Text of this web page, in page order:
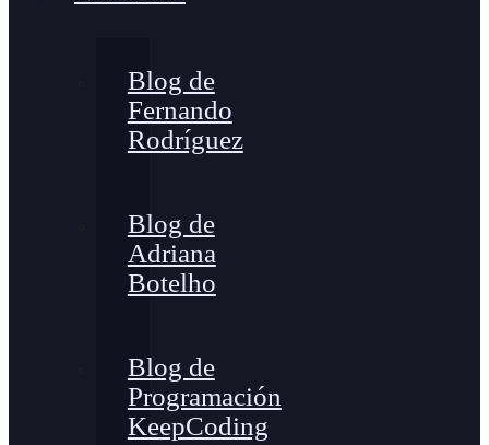
Blog de
Fernando
Rodríguez
Blog de
Adriana
Botelho
Blog de
Programación
KeepCoding